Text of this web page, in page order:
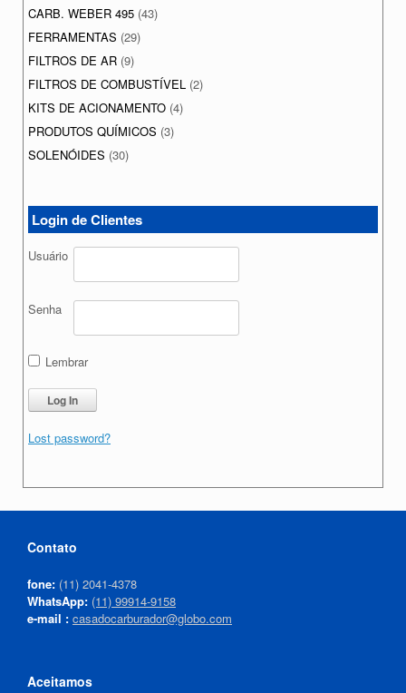
CARB. WEBER 495 (43)
FERRAMENTAS (29)
FILTROS DE AR (9)
FILTROS DE COMBUSTÍVEL (2)
KITS DE ACIONAMENTO (4)
PRODUTOS QUÍMICOS (3)
SOLENÓIDES (30)
Login de Clientes
Usuário
Senha
Lembrar
Lost password?
Contato
fone: (11) 2041-4378
WhatsApp: (11) 99914-9158
e-mail : casadocarburador@globo.com
Aceitamos